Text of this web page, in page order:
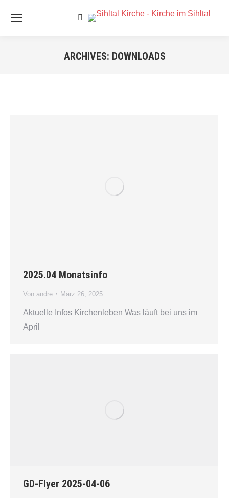
Search:
ARCHIVES: DOWNLOADS
2025.04 Monatsinfo
Von andre März 26, 2025
Aktuelle Infos Kirchenleben Was läuft bei uns im
April
GD-Flyer 2025-04-06